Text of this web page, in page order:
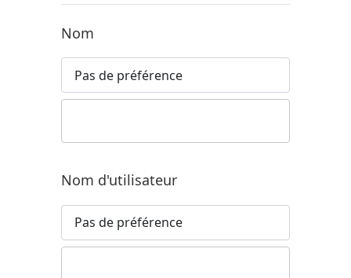
Nom
Nom d'utilisateur